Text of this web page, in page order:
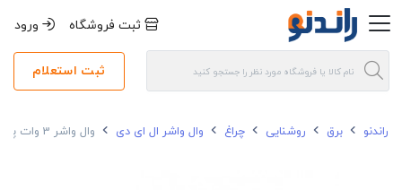
ثبت فروشگاه ورود
ثبت استعلام
راندنو برق روشنایی چراغ وال واشر ال ای دی وال واشر 3 وات پارس شهاب مدل لعل IP65